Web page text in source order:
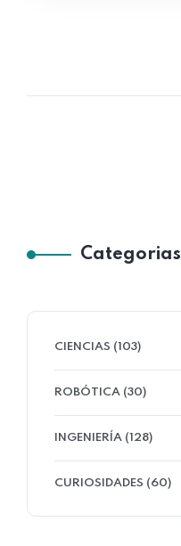
Categorias
CIENCIAS (103)
ROBÓTICA (30)
INGENIERÍA (128)
CURIOSIDADES (60)